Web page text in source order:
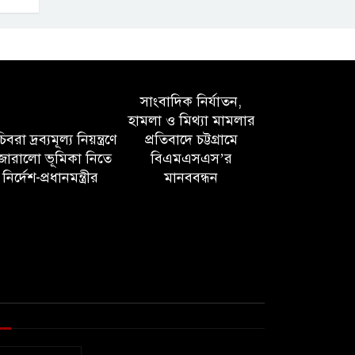
দ্রব্যমূল্য নিয়ন্ত্রণে
ভূমিকা নিতে
নির্দেশ-প্রধানমন্ত্রীর
সাংবাদিক নির্যাতন,
হামলা ও মিথ্যা মামলার
প্রতিবাদে চট্টগ্রামে
বিএমএসএস’র
মানববন্ধন